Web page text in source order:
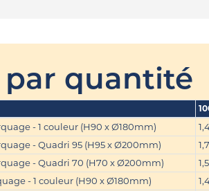
par quantité
- 1 couleur (H90 x Ø180mm)
- Quadri 95 (H95 x Ø200mm)
- Quadri 70 (H70 x Ø200mm)
- 1 couleur (H90 x Ø180mm)